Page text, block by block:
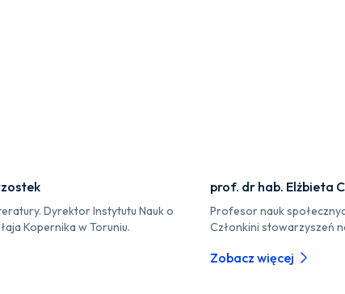
Dyrektor Instytutu Nauk o
Kopernika w Toruniu.
prof. dr hab. Elżbieta
Profesor nauk
Członkini stowarzyszeń
Zobacz więcej